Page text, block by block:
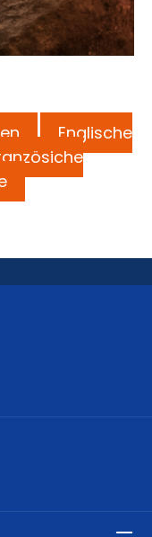
Englische